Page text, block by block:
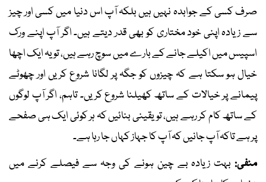
صرف کسی کے جوابدہ نہیں ہیں بلکہ آپ اس دنیا میں کسی اور چیز
سے زیادہ اپنی خود مختاری کو بھی قدر دیتے ہیں۔ اگر آپ اپنے ورک
اسپیس میں اکیلے جانے کے بارے میں سوچ رہے ہیں، تو یہ ایک اچھا
خیال ہو سکتا ہے کہ چیزوں کو جگہ پر لگانا شروع کریں اور چھوٹے
پیمانے پر خیالات کے ساتھ کھیلنا شروع کریں۔ تاہم، اگر آپ لوگوں
کے ساتھ کام کر رہے ہیں، تو یقینی بنائیں کہ ہر کوئی ایک ہی صفحے
پر ہے تاکہ آپ جانیں کہ آپ کا جہاز کہاں جا رہا ہے۔
منفی: بہت زیادہ بے چین ہونے کی وجہ سے فیصلے کرنے میں